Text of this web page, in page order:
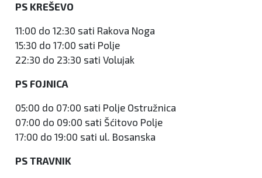
PS KREŠEVO
11:00 do 12:30 sati Rakova Noga
15:30 do 17:00 sati Polje
22:30 do 23:30 sati Volujak
PS FOJNICA
05:00 do 07:00 sati Polje Ostružnica
07:00 do 09:00 sati Šćitovo Polje
17:00 do 19:00 sati ul. Bosanska
PS TRAVNIK